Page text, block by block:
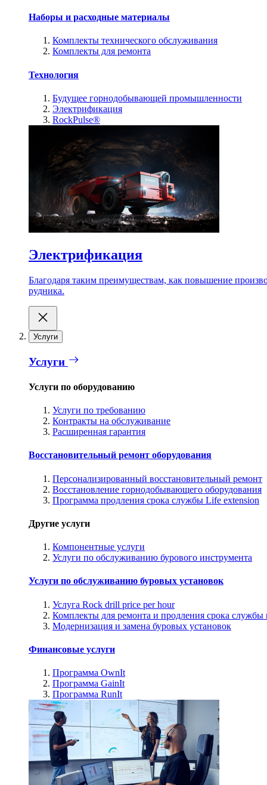
Наборы и расходные материалы
Комплекты технического обслуживания
Комплекты для ремонта
Технология
Будущее горнодобывающей промышленности
Электрификация
RockPulse®
Электрификация
Благодаря таким преимуществам, как повышение
рудника.
Услуги
Услуги
Услуги по оборудованию
Услуги по требованию
Контракты на обслуживание
Расширенная гарантия
Восстановительный ремонт оборудования
Персонализированный восстановительный ремонт
Восстановление горнодобывающего оборудования
Программа продления срока службы Life extension
Другие услуги
Компонентные услуги
Услуги по обслуживанию бурового инструмента
Услуги по обслуживанию буровых установок
Услуга Rock drill price per hour
Комплекты для ремонта и продления срока службы
Модернизация и замена буровых установок
Финансовые услуги
Программа OwnIt
Программа GainIt
Программа RunIt